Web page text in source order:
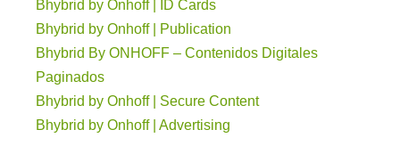
Bhybrid by Onhoff | ID Cards
Bhybrid by Onhoff | Publication
Bhybrid By ONHOFF – Contenidos Digitales
Paginados
Bhybrid by Onhoff | Secure Content
Bhybrid by Onhoff | Advertising